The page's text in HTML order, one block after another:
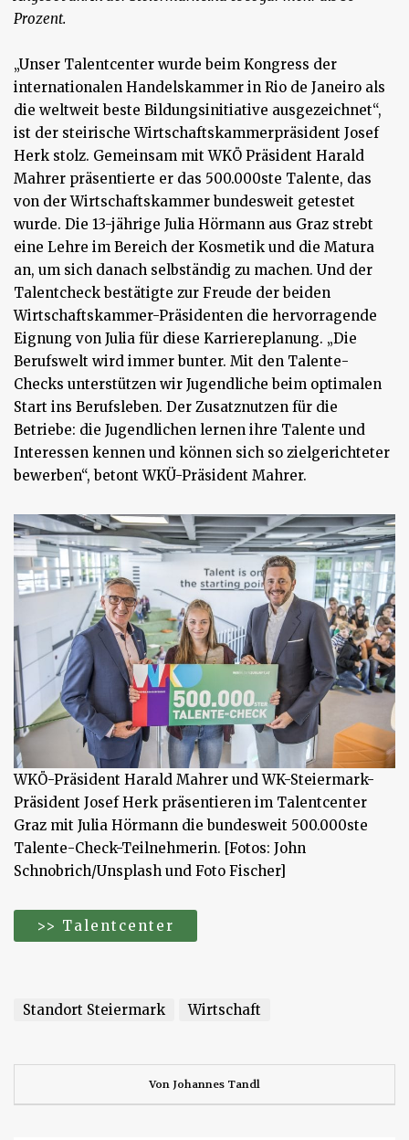
Prozent.
„Unser Talentcenter wurde beim Kongress der
internationalen Handelskammer in Rio de Janeiro als
die weltweit beste Bildungsinitiative ausgezeichnet“,
ist der steirische Wirtschaftskammerpräsident Josef
Herk stolz. Gemeinsam mit WKÖ Präsident Harald
Mahrer präsentierte er das 500.000ste Talente, das
von der Wirtschaftskammer bundesweit getestet
wurde. Die 13-jährige Julia Hörmann aus Graz strebt
eine Lehre im Bereich der Kosmetik und die Matura
an, um sich danach selbständig zu machen. Und der
Talentcheck bestätigte zur Freude der beiden
Wirtschaftskammer-Präsidenten die hervorragende
Eignung von Julia für diese Karriereplanung. „Die
Berufswelt wird immer bunter. Mit den Talente-
Checks unterstützen wir Jugendliche beim optimalen
Start ins Berufsleben. Der Zusatznutzen für die
Betriebe: die Jugendlichen lernen ihre Talente und
Interessen kennen und können sich so zielgerichteter
bewerben“, betont WKÜ-Präsident Mahrer.
WKÖ-Präsident Harald Mahrer und WK-Steiermark-
Präsident Josef Herk präsentieren im Talentcenter
Graz mit Julia Hörmann die bundesweit 500.000ste
Talente-Check-Teilnehmerin. [Fotos: John
Schnobrich/Unsplash und Foto Fischer]
>> Talentcenter
Standort Steiermark Wirtschaft
Von Johannes Tandl